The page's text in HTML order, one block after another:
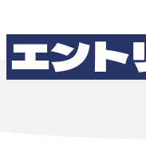
エント